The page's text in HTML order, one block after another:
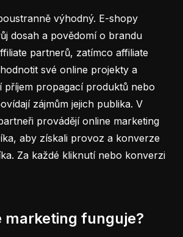
výhodný. E-shopy
dosah a povědomí o brandu
partnerů, zatímco affiliate
své online projekty a
příjem propagací produktů nebo
zájmům jejich publika. V
provádějí online marketing
aby získali provoz a konverze
Za každé kliknutí nebo konverzi
marketing funguje?